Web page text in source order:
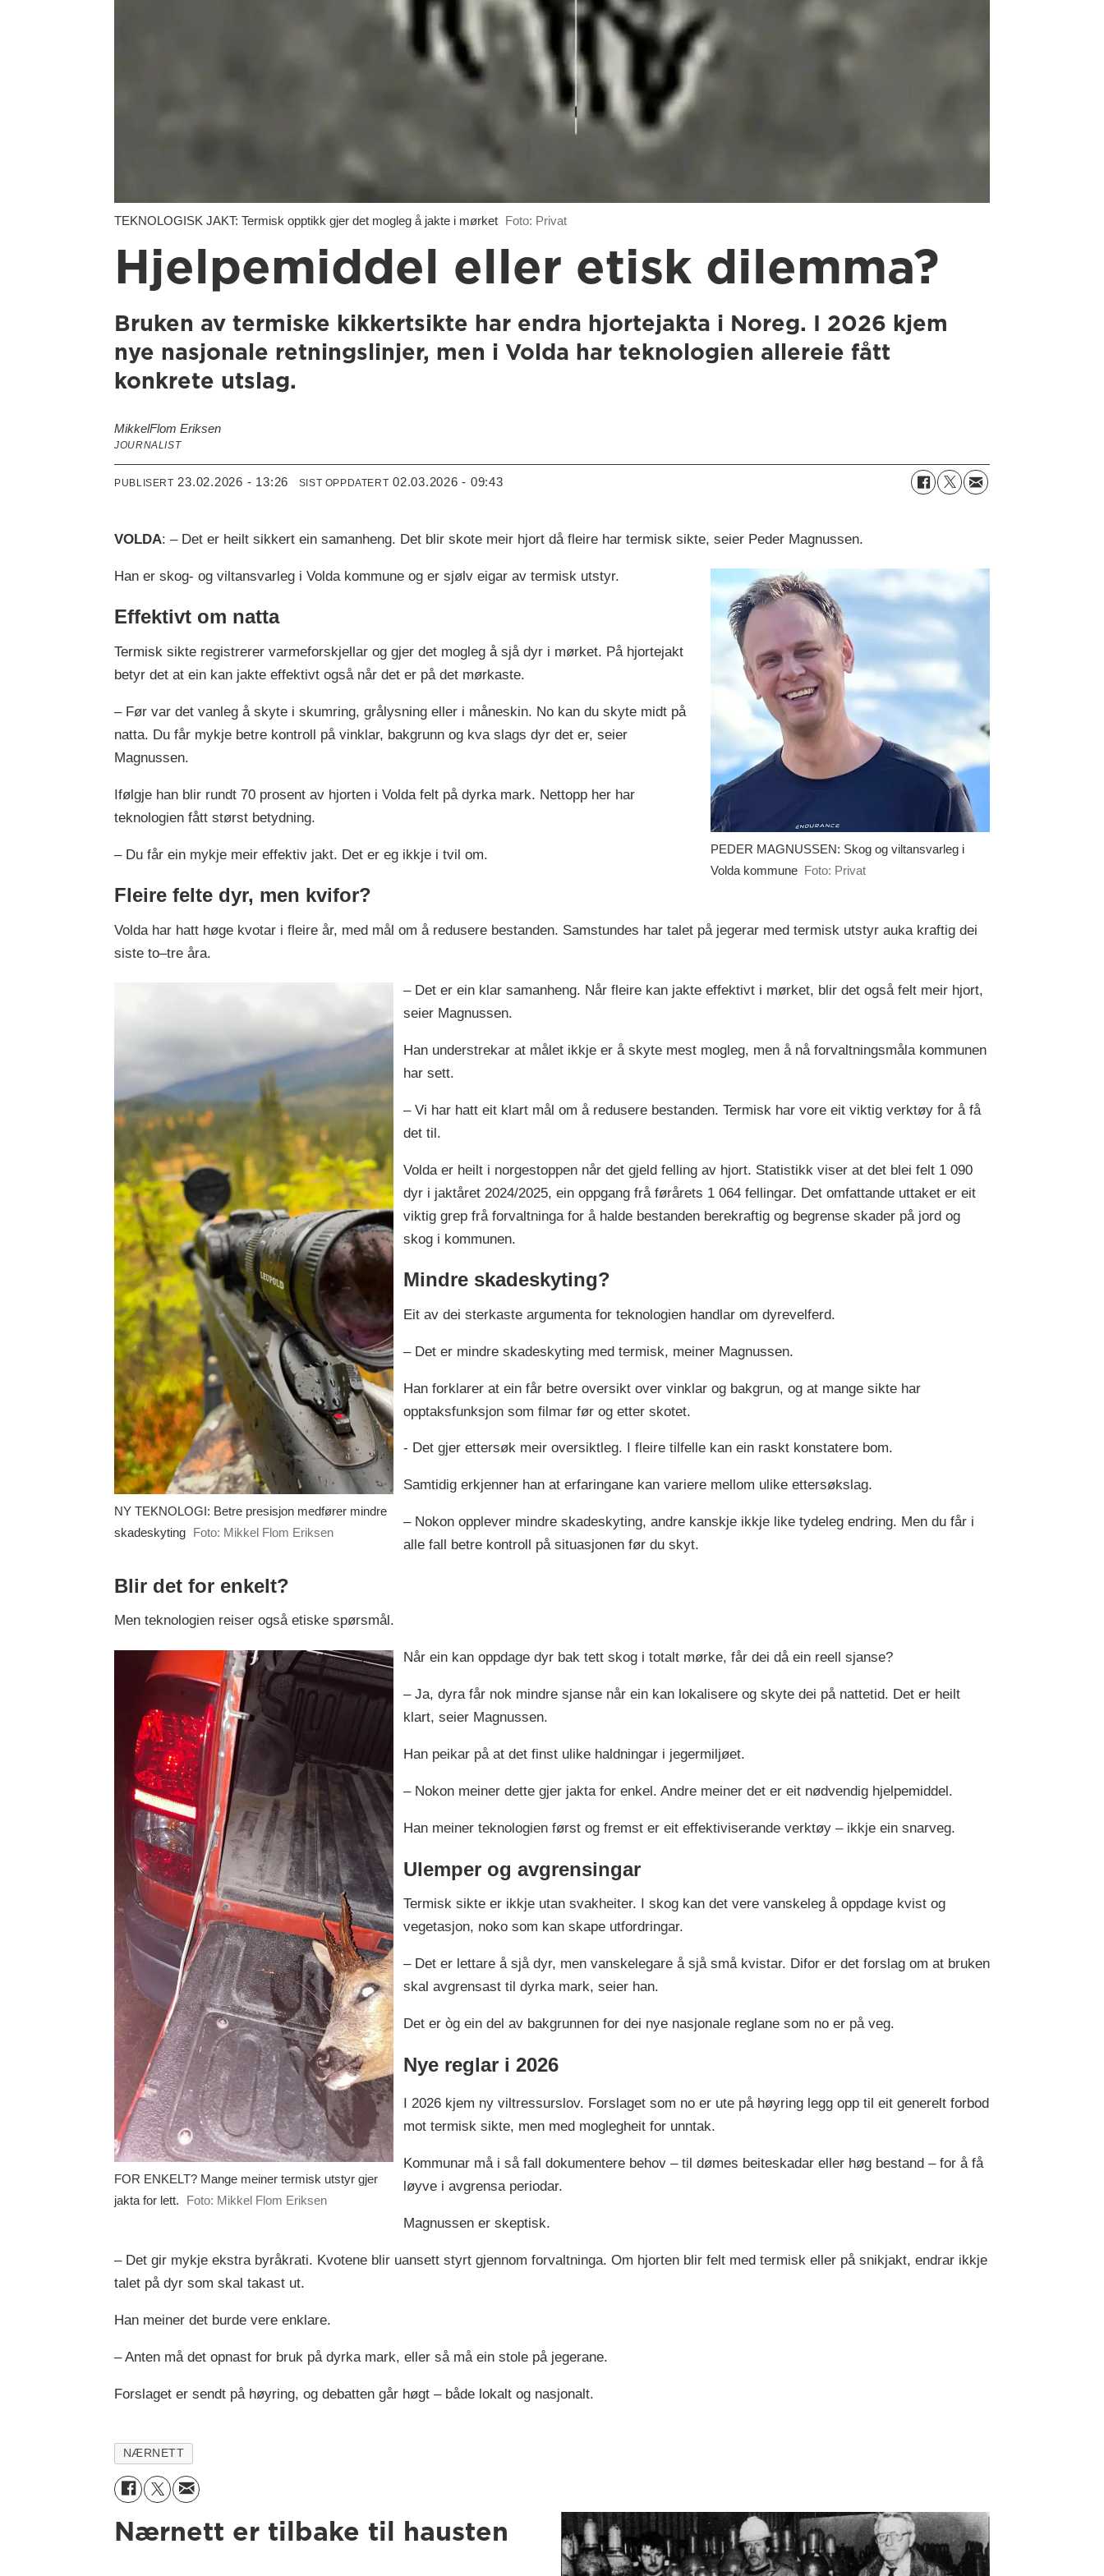
TEKNOLOGISK JAKT: Termisk opptikk gjer det mogleg å jakte i mørket Foto: Privat
Hjelpemiddel eller etisk dilemma?
Bruken av termiske kikkertsikte har endra hjortejakta i Noreg. I 2026 kjem
nye nasjonale retningslinjer, men i Volda har teknologien allereie fått
konkrete utslag.
MikkelFlom Eriksen
JOURNALIST
PUBLISERT 23.02.2026 - 13:26 SIST OPPDATERT 02.03.2026 - 09:43
VOLDA: – Det er heilt sikkert ein samanheng. Det blir skote meir hjort då fleire har termisk sikte, seier Peder Magnussen.
PEDER MAGNUSSEN: Skog og viltansvarleg i
Volda kommune Foto: Privat
Han er skog- og viltansvarleg i Volda kommune og er sjølv eigar av termisk utstyr.
Effektivt om natta
Termisk sikte registrerer varmeforskjellar og gjer det mogleg å sjå dyr i mørket. På hjortejakt
betyr det at ein kan jakte effektivt også når det er på det mørkaste.
– Før var det vanleg å skyte i skumring, grålysning eller i måneskin. No kan du skyte midt på
natta. Du får mykje betre kontroll på vinklar, bakgrunn og kva slags dyr det er, seier
Magnussen.
Ifølgje han blir rundt 70 prosent av hjorten i Volda felt på dyrka mark. Nettopp her har
teknologien fått størst betydning.
– Du får ein mykje meir effektiv jakt. Det er eg ikkje i tvil om.
Fleire felte dyr, men kvifor?
Volda har hatt høge kvotar i fleire år, med mål om å redusere bestanden. Samstundes har talet på jegerar med termisk utstyr auka kraftig dei
siste to–tre åra.
NY TEKNOLOGI: Betre presisjon medfører mindre
skadeskyting Foto: Mikkel Flom Eriksen
– Det er ein klar samanheng. Når fleire kan jakte effektivt i mørket, blir det også felt meir hjort,
seier Magnussen.
Han understrekar at målet ikkje er å skyte mest mogleg, men å nå forvaltningsmåla kommunen
har sett.
– Vi har hatt eit klart mål om å redusere bestanden. Termisk har vore eit viktig verktøy for å få
det til.
Volda er heilt i norgestoppen når det gjeld felling av hjort. Statistikk viser at det blei felt 1 090
dyr i jaktåret 2024/2025, ein oppgang frå førårets 1 064 fellingar. Det omfattande uttaket er eit
viktig grep frå forvaltninga for å halde bestanden berekraftig og begrense skader på jord og
skog i kommunen.
Mindre skadeskyting?
Eit av dei sterkaste argumenta for teknologien handlar om dyrevelferd.
– Det er mindre skadeskyting med termisk, meiner Magnussen.
Han forklarer at ein får betre oversikt over vinklar og bakgrun, og at mange sikte har
opptaksfunksjon som filmar før og etter skotet.
- Det gjer ettersøk meir oversiktleg. I fleire tilfelle kan ein raskt konstatere bom.
Samtidig erkjenner han at erfaringane kan variere mellom ulike ettersøkslag.
– Nokon opplever mindre skadeskyting, andre kanskje ikkje like tydeleg endring. Men du får i
alle fall betre kontroll på situasjonen før du skyt.
Blir det for enkelt?
Men teknologien reiser også etiske spørsmål.
FOR ENKELT? Mange meiner termisk utstyr gjer
jakta for lett.
Foto: Mikkel Flom Eriksen
Når ein kan oppdage dyr bak tett skog i totalt mørke, får dei då ein reell sjanse?
– Ja, dyra får nok mindre sjanse når ein kan lokalisere og skyte dei på nattetid. Det er heilt
klart, seier Magnussen.
Han peikar på at det finst ulike haldningar i jegermiljøet.
– Nokon meiner dette gjer jakta for enkel. Andre meiner det er eit nødvendig hjelpemiddel.
Han meiner teknologien først og fremst er eit effektiviserande verktøy – ikkje ein snarveg.
Ulemper og avgrensingar
Termisk sikte er ikkje utan svakheiter. I skog kan det vere vanskeleg å oppdage kvist og
vegetasjon, noko som kan skape utfordringar.
– Det er lettare å sjå dyr, men vanskelegare å sjå små kvistar. Difor er det forslag om at bruken
skal avgrensast til dyrka mark, seier han.
Det er òg ein del av bakgrunnen for dei nye nasjonale reglane som no er på veg.
Nye reglar i 2026
I 2026 kjem ny viltressurslov. Forslaget som no er ute på høyring legg opp til eit generelt forbod
mot termisk sikte, men med moglegheit for unntak.
Kommunar må i så fall dokumentere behov – til dømes beiteskadar eller høg bestand – for å få
løyve i avgrensa periodar.
Magnussen er skeptisk.
– Det gir mykje ekstra byråkrati. Kvotene blir uansett styrt gjennom forvaltninga. Om hjorten blir felt med termisk eller på snikjakt, endrar ikkje
talet på dyr som skal takast ut.
Han meiner det burde vere enklare.
– Anten må det opnast for bruk på dyrka mark, eller så må ein stole på jegerane.
Forslaget er sendt på høyring, og debatten går høgt – både lokalt og nasjonalt.
NÆRNETT
Nærnett er tilbake til hausten